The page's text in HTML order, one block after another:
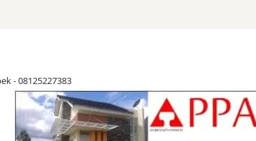
- 08125227383